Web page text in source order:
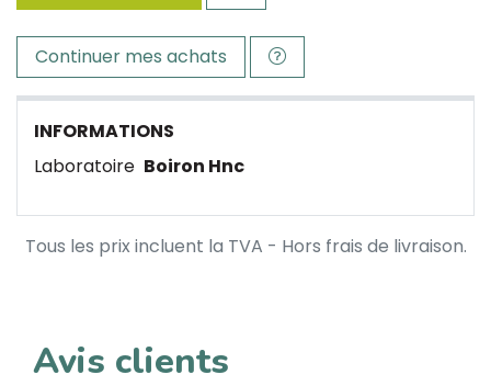
Continuer mes achats
INFORMATIONS
Laboratoire Boiron Hnc
Tous les prix incluent la TVA - Hors frais de livraison.
Avis clients